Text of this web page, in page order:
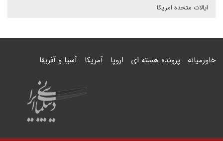
ایالات متحده امریکا
خاورمیانه پرونده هسته ای اروپا آمریکا آسیا و آفریقا